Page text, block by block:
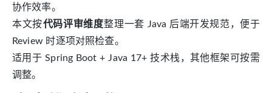
协作效率。
本文按代码评审维度整理一套 Java 后端开发规范，便于
Review 时逐项对照检查。
适用于 Spring Boot + Java 17+ 技术栈，其他框架可按需
调整。